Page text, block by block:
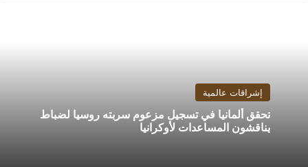
إشراقات عالمية
تحقق ألمانيا في تسجيل مزعوم سربته روسيا لضباط
يناقشون المساعدات لأوكرانيا